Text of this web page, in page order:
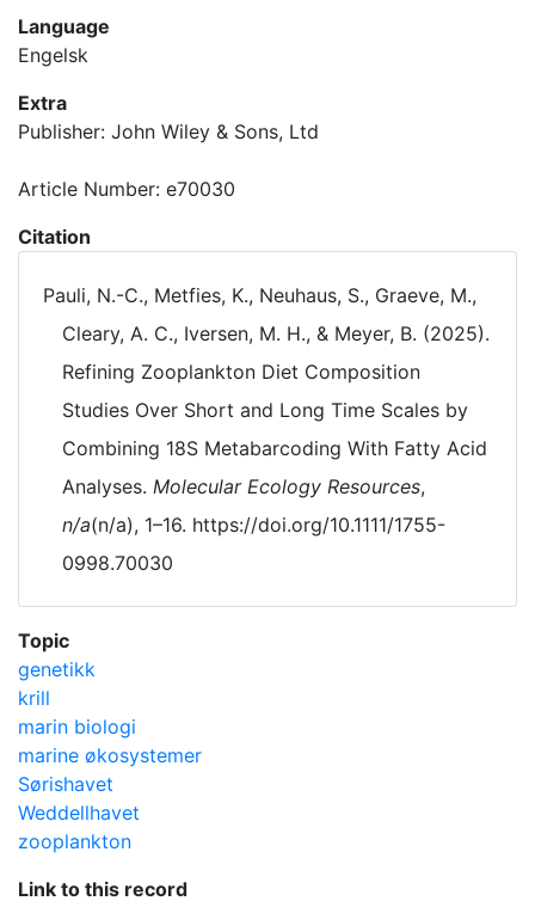
Language
Engelsk
Extra
Publisher: John Wiley & Sons, Ltd
Article Number: e70030
Citation
Pauli, N.-C., Metfies, K., Neuhaus, S., Graeve, M.,
Cleary, A. C., Iversen, M. H., & Meyer, B. (2025).
Refining Zooplankton Diet Composition
Studies Over Short and Long Time Scales by
Combining 18S Metabarcoding With Fatty Acid
Analyses. Molecular Ecology Resources,
n/a(n/a), 1–16. https://doi.org/10.1111/1755-
0998.70030
Topic
genetikk
krill
marin biologi
marine økosystemer
Sørishavet
Weddellhavet
zooplankton
Link to this record